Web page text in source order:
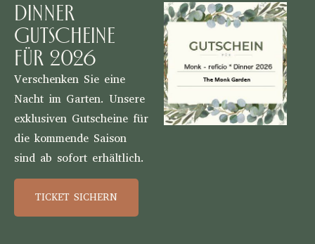
Dinner
Gutscheine
für 2026
Verschenken Sie eine
Nacht im Garten. Unsere
exklusiven Gutscheine für
die kommende Saison
sind ab sofort erhältlich.
TICKET SICHERN